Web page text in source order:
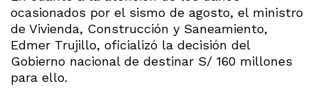
ocasionados por el sismo de agosto, el ministro
de Vivienda, Construcción y Saneamiento,
Edmer Trujillo, oficializó la decisión del
Gobierno nacional de destinar S/ 160 millones
para ello.